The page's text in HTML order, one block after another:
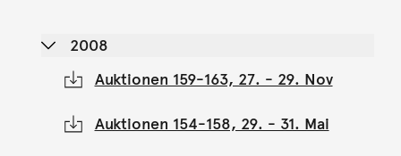
2008
Auktionen 159-163, 27. - 29. Nov
Auktionen 154-158, 29. - 31. Mai